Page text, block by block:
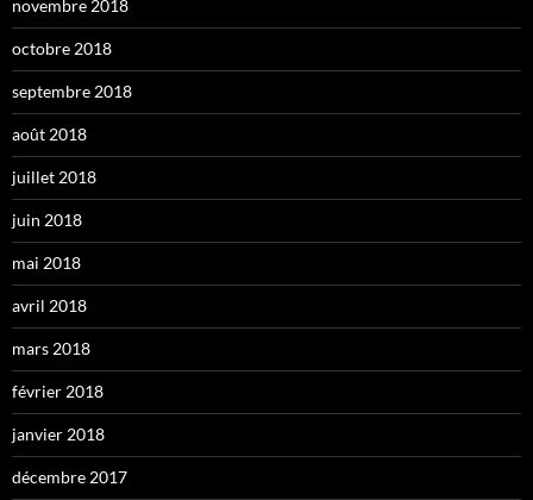
novembre 2018
octobre 2018
septembre 2018
août 2018
juillet 2018
juin 2018
mai 2018
avril 2018
mars 2018
février 2018
janvier 2018
décembre 2017